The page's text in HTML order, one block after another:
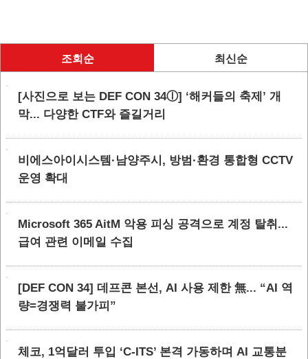
조회순 최신순
[사진으로 보는 DEF CON 34ⓛ] ‘해커들의 축제’ 개
막... 다양한 CTF와 즐길거리
비에스아이시스템·남양주시, 방범·환경 통합형 CCTV
운영 확대
Microsoft 365 AitM 악용 피싱 공격으로 계정 탈취...
급여 관련 이메일 수집
[DEF CON 34] 데프콘 본선, AI 사용 제한 無... “AI 역
량=경쟁력 불가피”
체코, 1억달러 투입 ‘C-ITS’ 본격 가동하며 AI 교통분